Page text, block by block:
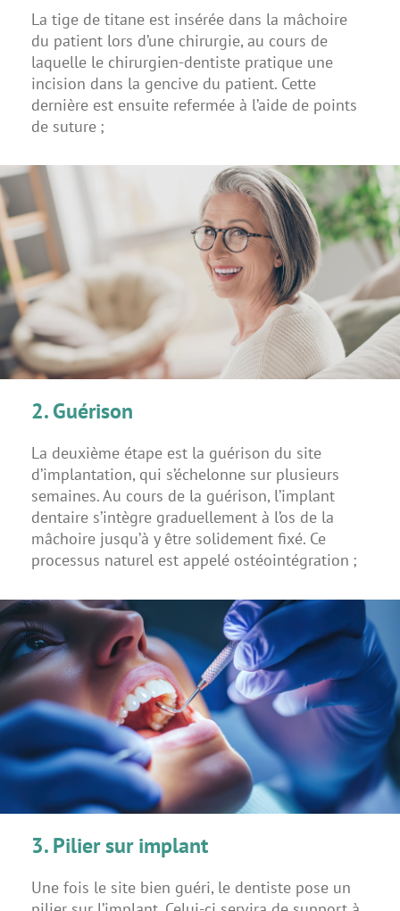
La tige de titane est insérée dans la mâchoire
du patient lors d’une chirurgie, au cours de
laquelle le chirurgien-dentiste pratique une
incision dans la gencive du patient. Cette
dernière est ensuite refermée à l’aide de points
de suture ;
2. Guérison
La deuxième étape est la guérison du site
d’implantation, qui s’échelonne sur plusieurs
semaines. Au cours de la guérison, l’implant
dentaire s’intègre graduellement à l’os de la
mâchoire jusqu’à y être solidement fixé. Ce
processus naturel est appelé ostéointégration ;
3. Pilier sur implant
Une fois le site bien guéri, le dentiste pose un